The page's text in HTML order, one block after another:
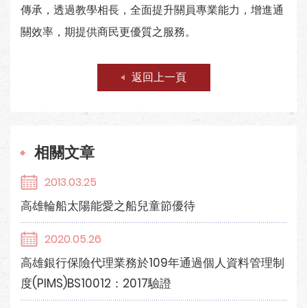
傳承，透過教學相長，全面提升關員專業能力，增進通
關效率，期提供商民更優質之服務。
返回上一頁
相關文章
2013.03.25
高雄輪船太陽能愛之船兒童節優待
2020.05.26
高雄銀行保險代理業務於109年通過個人資料管理制
度(PIMS)BS10012：2017驗證